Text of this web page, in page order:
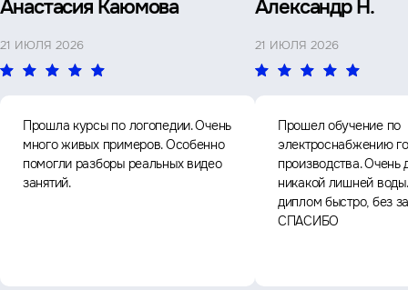
Анастасия Каюмова
21 ИЮЛЯ 2026
Прошла курсы по логопедии. Очень
много живых примеров. Особенно
помогли разборы реальных видео
занятий.
Александр Н.
21 ИЮЛЯ 2026
Прошел обучение по
электроснабжению
производства. Очень
никакой лишней
диплом быстро, без
СПАСИБО